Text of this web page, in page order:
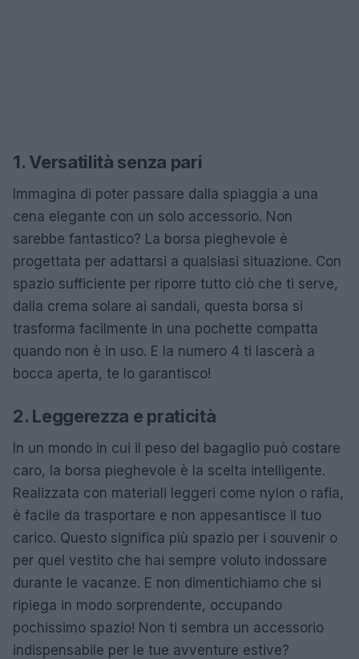
1. Versatilità senza pari
Immagina di poter passare dalla spiaggia a una
cena elegante con un solo accessorio. Non
sarebbe fantastico? La borsa pieghevole è
progettata per adattarsi a qualsiasi situazione. Con
spazio sufficiente per riporre tutto ciò che ti serve,
dalla crema solare ai sandali, questa borsa si
trasforma facilmente in una pochette compatta
quando non è in uso. E la numero 4 ti lascerà a
bocca aperta, te lo garantisco!
2. Leggerezza e praticità
In un mondo in cui il peso del bagaglio può costare
caro, la borsa pieghevole è la scelta intelligente.
Realizzata con materiali leggeri come nylon o rafia,
è facile da trasportare e non appesantisce il tuo
carico. Questo significa più spazio per i souvenir o
per quel vestito che hai sempre voluto indossare
durante le vacanze. E non dimentichiamo che si
ripiega in modo sorprendente, occupando
pochissimo spazio! Non ti sembra un accessorio
indispensabile per le tue avventure estive?